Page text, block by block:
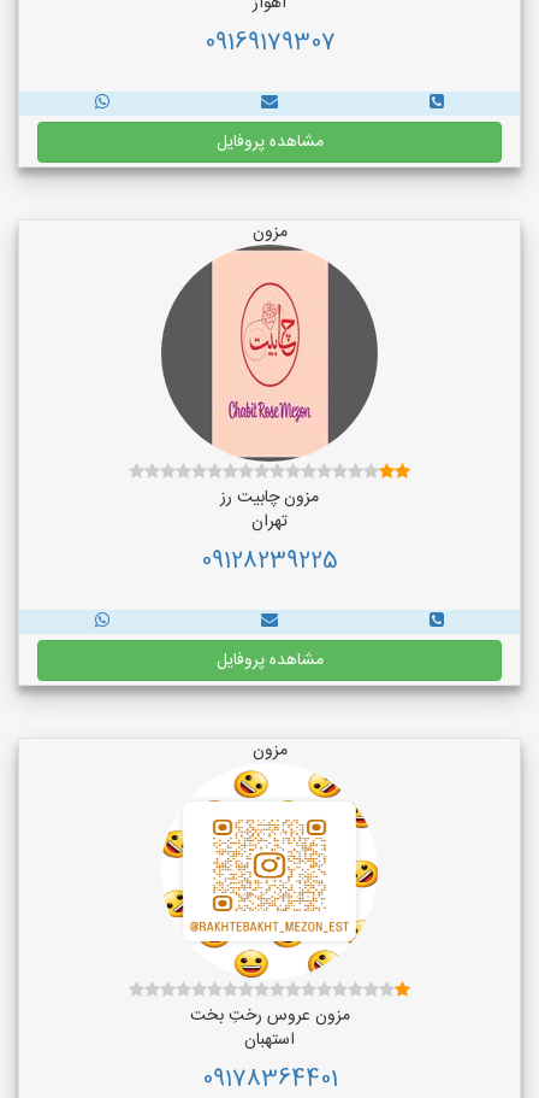
09169179307
مشاهده پروفایل
مزون
مزون چابیت رز
تهران
09128239225
مشاهده پروفایل
مزون
مزون عروس رختِ بخت
استهبان
09178364401